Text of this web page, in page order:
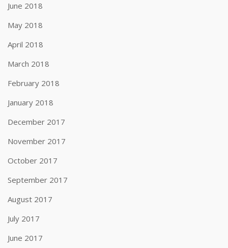
June 2018
May 2018
April 2018
March 2018
February 2018
January 2018
December 2017
November 2017
October 2017
September 2017
August 2017
July 2017
June 2017